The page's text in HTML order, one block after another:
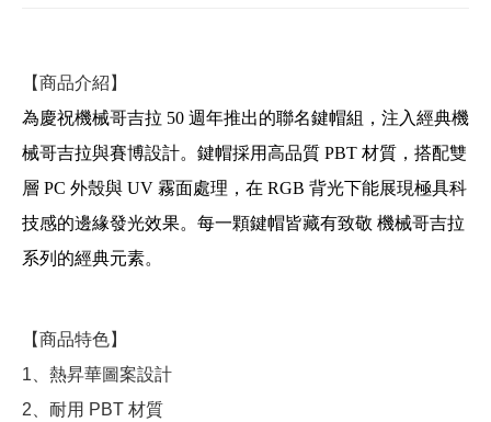
【商品介紹】
為慶祝機械哥吉拉 50 週年推出的聯名鍵帽組，注入經典機
械哥吉拉與賽博設計。鍵帽採用高品質 PBT 材質，搭配雙
層 PC 外殼與 UV 霧面處理，在 RGB 背光下能展現極具科
技感的邊緣發光效果。每一顆鍵帽皆藏有致敬 機械哥吉拉
系列的經典元素。
【商品特色】
1、熱昇華圖案設計
2、耐用 PBT 材質